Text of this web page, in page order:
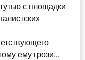
с площадки
ему грози...